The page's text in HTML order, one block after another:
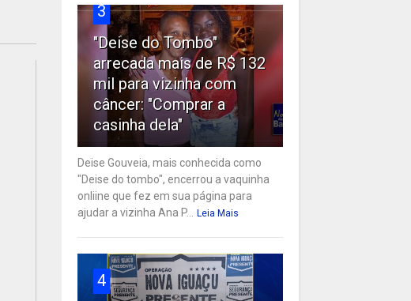
3
"Deise do Tombo"
arrecada mais de R$ 132
mil para vizinha com
câncer: "Comprar a
casinha dela"
Deise Gouveia, mais conhecida como
"Deise do tombo", encerrou a vaquinha
onliine que fez em sua página para
ajudar a vizinha Ana P...
Leia Mais
4